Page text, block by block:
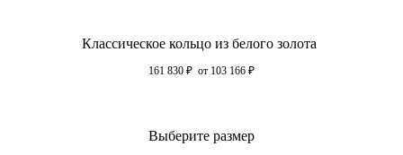
Классическое кольцо из белого золота
161 830 ₽ от 103 166 ₽
Выберите размер